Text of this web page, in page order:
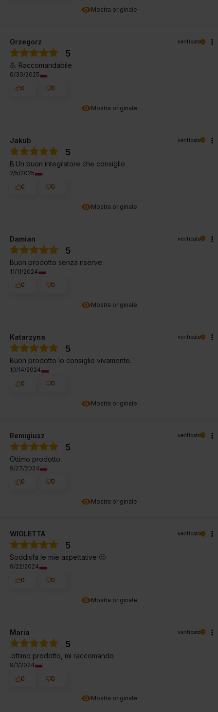
Mostra originale
Mostra originale
Grzegorz verificato
5
💪 Raccomandabile
6/30/2025
0
0
Mostra originale
Jakub verificato
5
B.Un buon integratore che consiglio
2/5/2025
0
0
Mostra originale
Damian verificato
5
Buon prodotto senza riserve
11/11/2024
0
0
Mostra originale
Katarzyna verificato
5
Buon prodotto lo consiglio vivamente.
10/14/2024
0
0
Mostra originale
Remigiusz verificato
5
Ottimo prodotto.
9/27/2024
0
0
Mostra originale
WIOLETTA verificato
5
Soddisfa le mie aspettative 🙂
9/22/2024
0
0
Mostra originale
Maria verificato
5
.ottimo prodotto, mi raccomando
9/1/2024
0
0